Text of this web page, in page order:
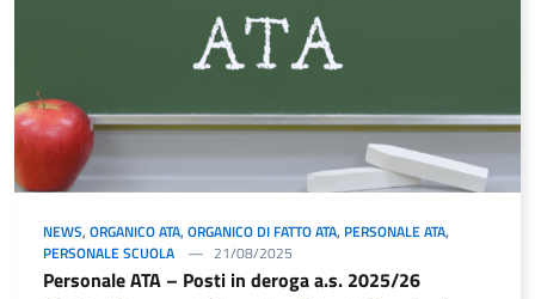
NEWS, ORGANICO ATA, ORGANICO DI FATTO ATA, PERSONALE ATA,
PERSONALE SCUOLA
21/08/2025
Personale ATA – Posti in deroga a.s. 2025/26